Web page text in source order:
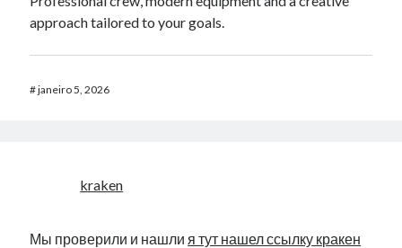
approach tailored to your goals.
#janeiro 5, 2026
kraken
Мы проверили и нашли я тут нашел ссылку кракен